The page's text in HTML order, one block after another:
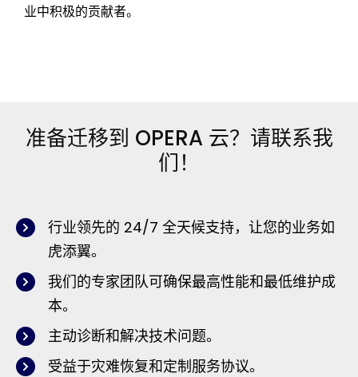
业中积极的贡献者。
准备迁移到 OPERA 云？请联系我
们！
行业领先的 24/7 全天候支持，让您的业务如
虎添翼。
我们的专家团队可确保最高性能和最低维护成
本。
主动诊断和解决技术问题。
受益于灾难恢复和定制服务协议。